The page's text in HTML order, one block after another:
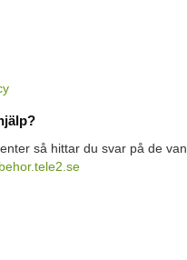
så hittar du svar på de